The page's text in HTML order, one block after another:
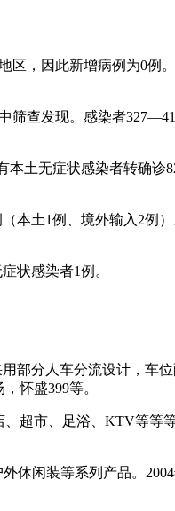
区，因此新增病例为0例
查发现。感染者
土无症状感染者转确
本土1例、境外输入2例
状感染者1例。
部分人车分流设计，车
怀盛399等。
超市、足浴、KTV等等
休闲装等系列产品。